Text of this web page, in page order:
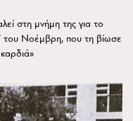
στη μνήμη της για το
του Νοέμβρη, που τη βίωσε